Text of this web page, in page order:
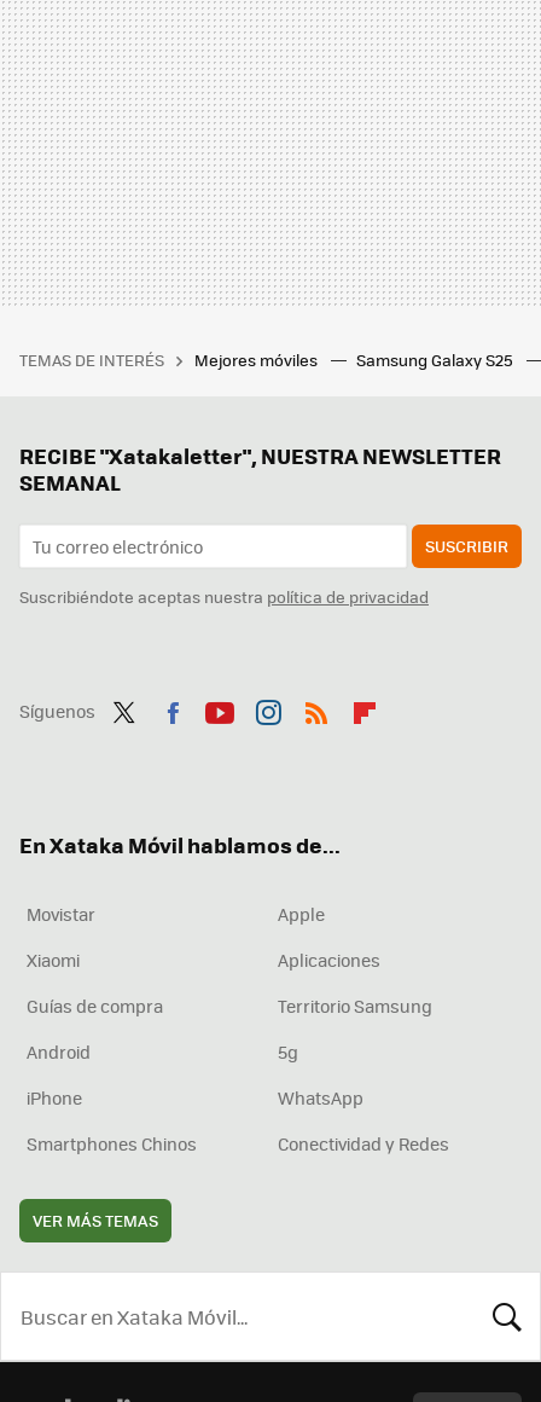
TEMAS DE INTERÉS Mejores móviles Samsung Galaxy S25
RECIBE "Xatakaletter", NUESTRA NEWSLETTER
SEMANAL
SUSCRIBIR
Suscribiéndote aceptas nuestra política de privacidad
Síguenos
En Xataka Móvil hablamos de...
Movistar
Apple
Xiaomi
Aplicaciones
Guías de compra
Territorio Samsung
Android
5g
iPhone
WhatsApp
Smartphones Chinos
Conectividad y Redes
VER MÁS TEMAS